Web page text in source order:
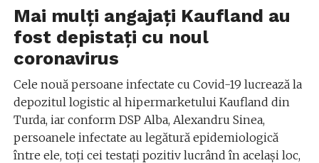
Mai mulți angajați Kaufland au
fost depistați cu noul
coronavirus
Cele nouă persoane infectate cu Covid-19 lucrează la
depozitul logistic al hipermarketului Kaufland din
Turda, iar conform DSP Alba, Alexandru Sinea,
persoanele infectate au legătură epidemiologică
între ele, toţi cei testaţi pozitiv lucrând în acelaşi loc,